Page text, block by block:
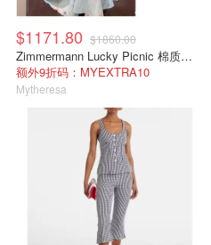
$1171.80 $1860.00
Zimmermann Lucky Picnic 棉质长连衣裙 花卉印花
额外9折码：MYEXTRA10
Mytheresa